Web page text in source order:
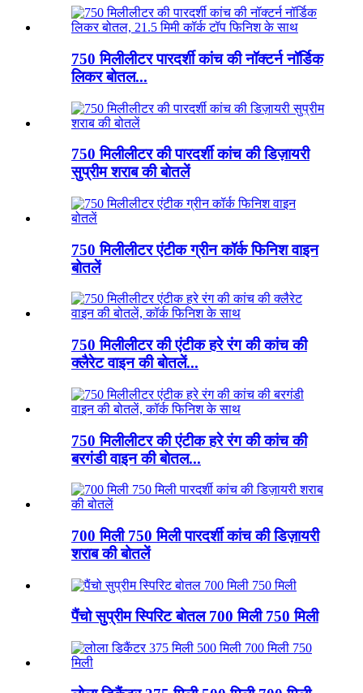
750 मिलीलीटर पारदर्शी कांच की नॉक्टर्न नॉर्डिक
लिकर बोतल...
750 मिलीलीटर की पारदर्शी कांच की डिज़ायरी
सुप्रीम शराब की बोतलें
750 मिलीलीटर एंटीक ग्रीन कॉर्क फिनिश वाइन
बोतलें
750 मिलीलीटर की एंटीक हरे रंग की कांच की
क्लैरेट वाइन की बोतलें...
750 मिलीलीटर की एंटीक हरे रंग की कांच की
बरगंडी वाइन की बोतल...
700 मिली 750 मिली पारदर्शी कांच की डिज़ायरी
शराब की बोतलें
पैंचो सुप्रीम स्पिरिट बोतल 700 मिली 750 मिली